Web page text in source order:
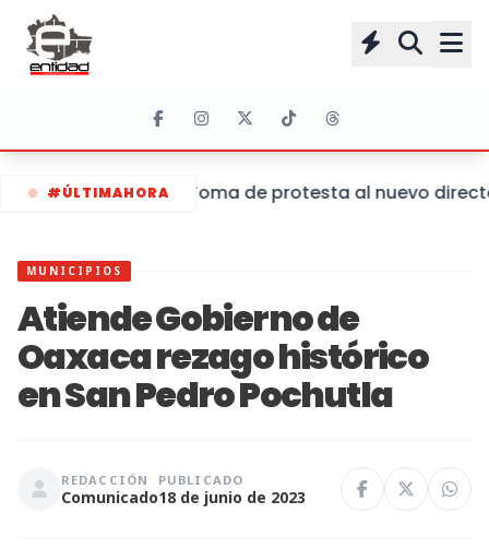
#ÚLTIMAHORA Toma de protesta al nuevo
MUNICIPIOS
Atiende Gobierno de
Oaxaca rezago histórico
en San Pedro Pochutla
REDACCIÓN
Comunicado
PUBLICADO
18 de junio de 2023